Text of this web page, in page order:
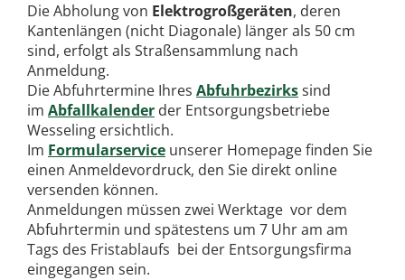
Die Abholung von Elektrogroßgeräten, deren
Kantenlängen (nicht Diagonale) länger als 50 cm
sind, erfolgt als Straßensammlung nach
Anmeldung.
Die Abfuhrtermine Ihres Abfuhrbezirkssind
im Abfallkalender der Entsorgungsbetriebe
Wesseling ersichtlich.
Im Formularservice unserer Homepage finden Sie
einen Anmeldevordruck, den Sie direkt online
versenden können.
Anmeldungen müssen zwei Werktage vor dem
Abfuhrtermin und spätestens um 7 Uhr am am
Tags des Fristablaufs bei der Entsorgungsfirma
eingegangen sein.